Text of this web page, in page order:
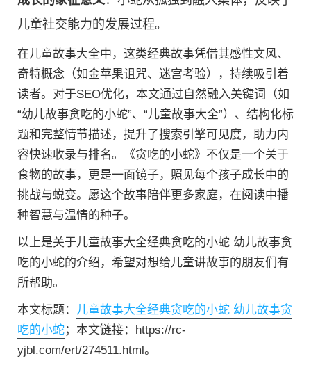
儿童社交能力的发展过程。
在儿童故事大全中，这类经典故事凭借其感性文风、
奇特概念（如金苹果诅咒、迷宫考验），持续吸引着
读者。对于SEO优化，本文通过自然融入关键词（如
“幼儿故事贪吃的小蛇”、“儿童故事大全”）、结构化标
题和完整情节描述，提升了搜索引擎可见度，助力内
容快速收录与排名。《贪吃的小蛇》不仅是一个关于
食物的故事，更是一面镜子，照见每个孩子成长中的
挑战与蜕变。愿这个故事陪伴更多家庭，在阅读中播
种智慧与温情的种子。
以上是关于儿童故事大全经典贪吃的小蛇 幼儿故事贪
吃的小蛇的介绍，希望对想给儿童讲故事的朋友们有
所帮助。
本文标题： 儿童故事大全经典贪吃的小蛇 幼儿故事贪
吃的小蛇；本文链接：https://rc-
yjbl.com/ert/274511.html。